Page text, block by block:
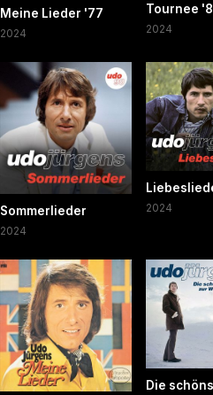
Meine Lieder '77
2024
Tournee
2024
Sommerlieder
2024
2024
Die